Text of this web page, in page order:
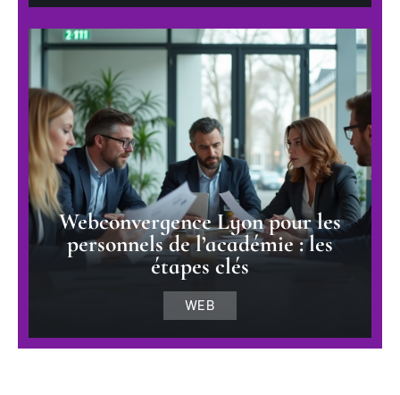
Webconvergence Lyon pour les
personnels de l’académie : les
étapes clés
WEB